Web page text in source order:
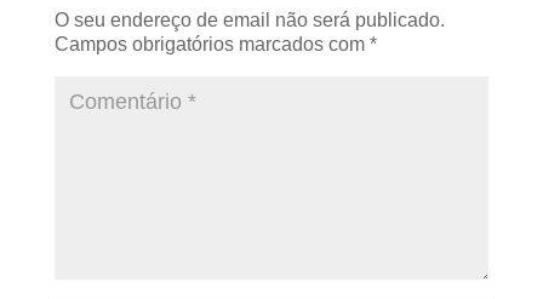
O seu endereço de email não será publicado.
Campos obrigatórios marcados com *